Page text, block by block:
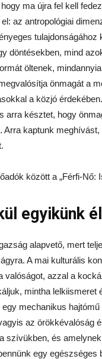
ma újra fel kell
az antropológiai
döntésekben, mind
öltenek,
önmagát a
a közjó
arra késztet, hogy
Arra kaptunk
egyikünk
alapvető, mert
A mai kulturális
valóságot, azzal a
mintha lelkiismeret
mechanikus
az örökkévalóság
szívükben, és
egy